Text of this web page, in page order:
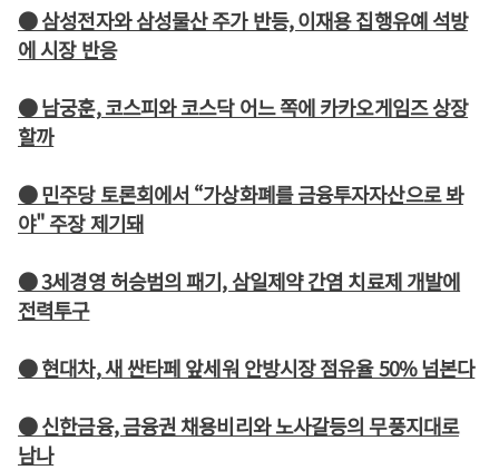
● 삼성전자와 삼성물산 주가 반등, 이재용 집행유예 석방
에 시장 반응
● 남궁훈, 코스피와 코스닥 어느 쪽에 카카오게임즈 상장
할까
● 민주당 토론회에서 “가상화폐를 금융투자자산으로 봐
야" 주장 제기돼
● 3세경영 허승범의 패기, 삼일제약 간염 치료제 개발에
전력투구
● 현대차, 새 싼타페 앞세워 안방시장 점유율 50% 넘본다
● 신한금융, 금융권 채용비리와 노사갈등의 무풍지대로
남나